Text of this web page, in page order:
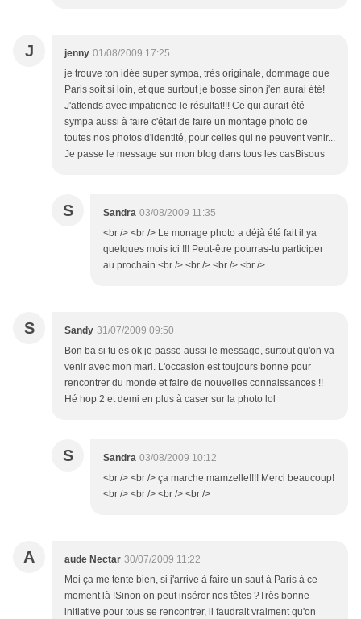
J jenny 01/08/2009 17:25
je trouve ton idée super sympa, très originale, dommage que
Paris soit si loin, et que surtout je bosse sinon j'en aurai été!
J'attends avec impatience le résultat!!! Ce qui aurait été
sympa aussi à faire c'était de faire un montage photo de
toutes nos photos d'identité, pour celles qui ne peuvent venir...
Je passe le message sur mon blog dans tous les casBisous
S Sandra 03/08/2009 11:35
<br /> <br /> Le monage photo a déjà été fait il ya
quelques mois ici !!! Peut-être pourras-tu participer
au prochain <br /> <br /> <br /> <br />
S Sandy 31/07/2009 09:50
Bon ba si tu es ok je passe aussi le message, surtout qu'on va
venir avec mon mari. L'occasion est toujours bonne pour
rencontrer du monde et faire de nouvelles connaissances !!
Hé hop 2 et demi en plus à caser sur la photo lol
S Sandra 03/08/2009 10:12
<br /> <br /> ça marche mamzelle!!!! Merci beaucoup!
<br /> <br /> <br /> <br />
A aude Nectar 30/07/2009 11:22
Moi ça me tente bien, si j'arrive à faire un saut à Paris à ce
moment là !Sinon on peut insérer nos têtes ?Très bonne
initiative pour tous se rencontrer, il faudrait vraiment qu'on